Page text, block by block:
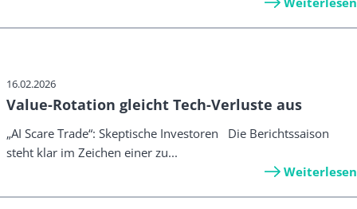
16.02.2026
Value-Rotation gleicht Tech-Verluste aus
„AI Scare Trade“: Skeptische Investoren Die Berichtssaison
steht klar im Zeichen einer zu...
Weiterlesen